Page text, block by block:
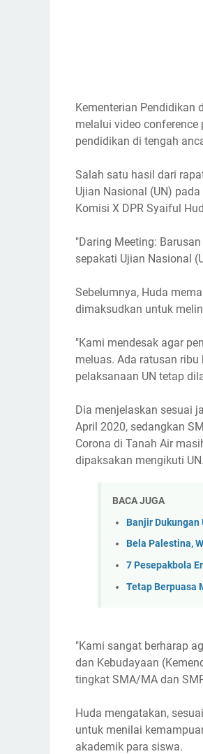
Kementerian Pendidikan
melalui video
pendidikan di tengah
Salah satu hasil dari
Ujian Nasional (UN)
Komisi X DPR Syaiful
"Daring Meeting:
sepakati Ujian Nasional
Sebelumnya, Huda
dimaksudkan untuk
"Kami mendesak agar
meluas. Ada ratusan
pelaksanaan UN tetap
Dia menjelaskan sesuai
April 2020, sedangkan
Corona di Tanah Air
dipaksakan mengikuti UN.
BACA JUGA
Banjir Dukungan
Bela Palestina,
7 Pesepakbola
Tetap Berpuasa
"Kami sangat berharap
dan Kebudayaan
tingkat SMA/MA dan
Huda mengatakan,
untuk menilai
akademik para siswa.